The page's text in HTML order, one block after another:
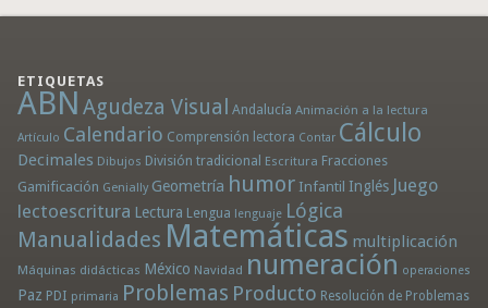
ETIQUETAS
ABN Agudeza Visual Andalucía Animación a la lectura
Artículo Calendario Comprensión lectora Contar Cálculo
Decimales Dibujos División tradicional Escritura Fracciones
Gamificación Genially Geometría humor Infantil Inglés Juego
lectoescritura Lectura Lengua lenguaje Lógica
Manualidades Matemáticas multiplicación
Máquinas didácticas México Navidad numeración operaciones
Paz PDI primaria Problemas Producto Resolución de Problemas